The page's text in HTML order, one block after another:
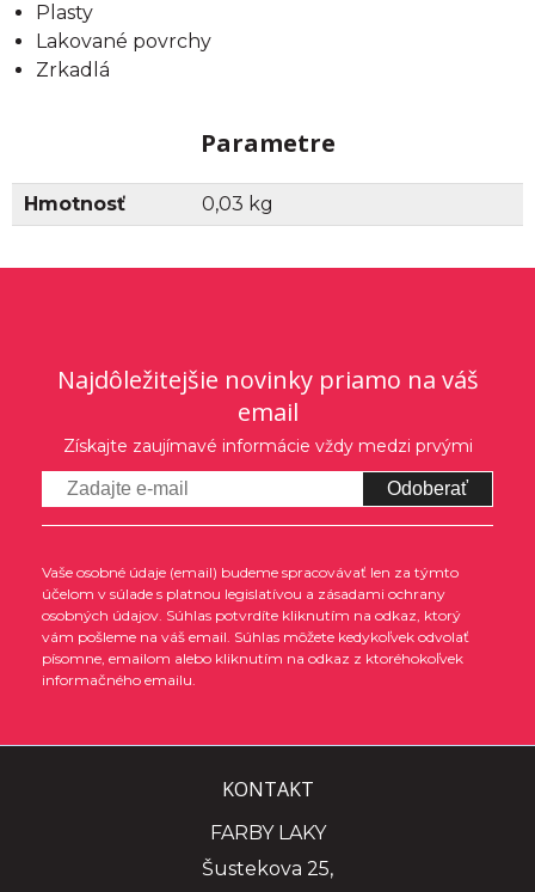
Plasty
Lakované povrchy
Zrkadlá
Parametre
Hmotnosť 0,03 kg
Najdôležitejšie novinky priamo na váš
email
Získajte zaujímavé informácie vždy medzi prvými
Odoberať
Vaše osobné údaje (email) budeme spracovávať len za týmto
účelom v súlade s platnou legislatívou a zásadami ochrany
osobných údajov. Súhlas potvrdíte kliknutím na odkaz, ktorý
vám pošleme na váš email. Súhlas môžete kedykoľvek odvolať
písomne, emailom alebo kliknutím na odkaz z ktoréhokoľvek
informačného emailu.
KONTAKT
FARBY LAKY
Šustekova 25,